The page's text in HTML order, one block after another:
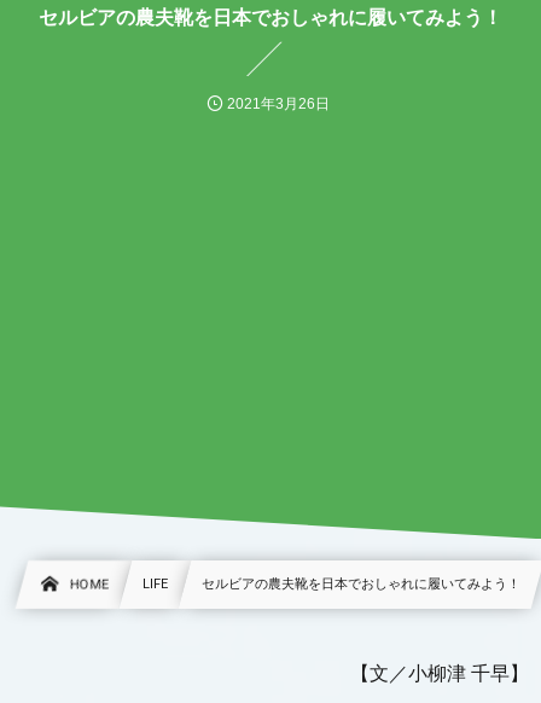
セルビアの農夫靴を日本でおしゃれに履いてみよう！
2021年3月26日
HOME LIFE セルビアの農夫靴を日本でおしゃれに履いてみよう！
【文／小柳津 千早】